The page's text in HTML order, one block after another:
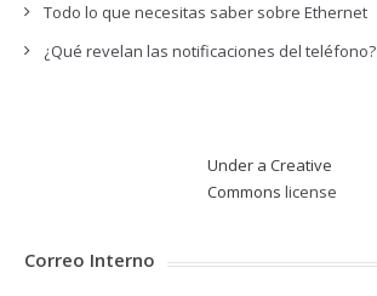
Todo lo que necesitas saber sobre Ethernet
¿Qué revelan las notificaciones del teléfono?
Under a Creative
Commons license
Correo Interno